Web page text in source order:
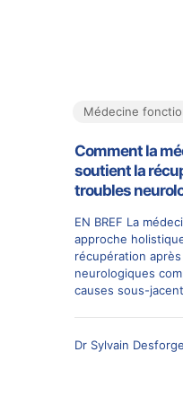
Médecine
Comment la
soutient la
troubles
EN BREF La
approche
récupération
neurologiques
causes sous-
Dr Sylvain